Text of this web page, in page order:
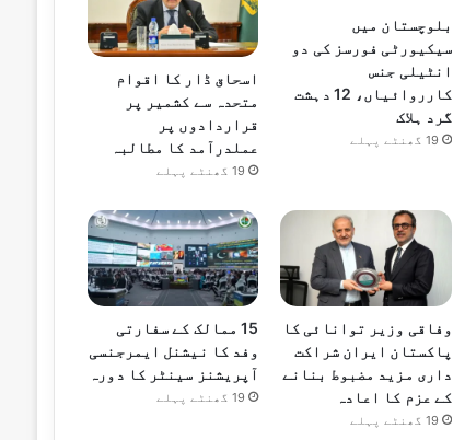
بلوچستان میں
سیکیورٹی فورسز کی دو
انٹیلی جنس
کارروائیاں، 12 دہشت
گرد ہلاک
19 گھنٹے پہلے
اسحاق ڈار کا اقوام
متحدہ سے کشمیر پر
قراردادوں پر
عملدرآمد کا مطالبہ
19 گھنٹے پہلے
وفاقی وزیر توانائی کا
پاکستان ایران شراکت
داری مزید مضبوط بنانے
کے عزم کا اعادہ
19 گھنٹے پہلے
15 ممالک کے سفارتی
وفد کا نیشنل ایمرجنسی
آپریشنز سینٹر کا دورہ
19 گھنٹے پہلے